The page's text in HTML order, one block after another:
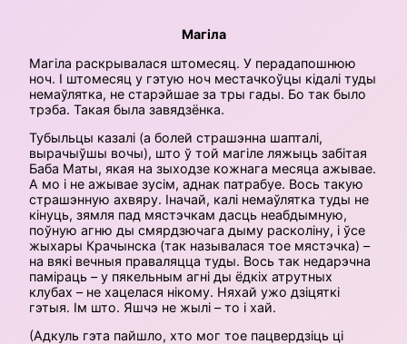
Магіла
Магіла раскрывалася штомесяц. У перадапошнюю
ноч. І штомесяц у гэтую ноч местачкоўцы кідалі туды
немаўлятка, не старэйшае за тры гады. Бо так было
трэба. Такая была завядзёнка.
Тубыльцы казалі (а болей страшэнна шапталі,
вырачыўшы вочы), што ў той магіле ляжыць забітая
Баба Маты, якая на зыходзе кожнага месяца ажывае.
А мо і не ажывае зусім, аднак патрабуе. Вось такую
страшэнную ахвяру. Іначай, калі немаўлятка туды не
кінуць, зямля пад мястэчкам дасць неабдымную,
поўную агню ды смярдзючага дыму расколіну, і ўсе
жыхары Крачынска (так называлася тое мястэчка) –
на вякі вечныя праваляцца туды. Вось так недарэчна
паміраць – у пякельным агні ды ёдкіх атрутных
клубах – не хацелася нікому. Няхай ужо дзіцяткі
гэтыя. Ім што. Яшчэ не жылі – то і хай.
(Адкуль гэта пайшло, хто мог тое пацвердзіць ці